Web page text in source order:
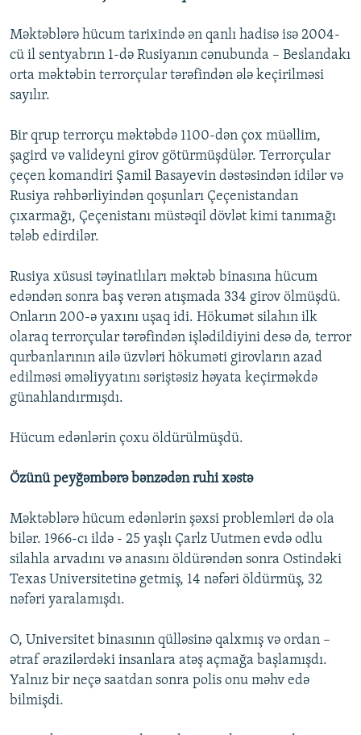
Məktəblərə hücum tarixində ən qanlı hadisə isə 2004-
cü il sentyabrın 1-də Rusiyanın cənubunda – Beslandakı
orta məktəbin terrorçular tərəfindən ələ keçirilməsi
sayılır.
Bir qrup terrorçu məktəbdə 1100-dən çox müəllim,
şagird və valideyni girov götürmüşdülər. Terrorçular
çeçen komandiri Şamil Basayevin dəstəsindən idilər və
Rusiya rəhbərliyindən qoşunları Çeçenistandan
çıxarmağı, Çeçenistanı müstəqil dövlət kimi tanımağı
tələb edirdilər.
Rusiya xüsusi təyinatlıları məktəb binasına hücum
edəndən sonra baş verən atışmada 334 girov ölmüşdü.
Onların 200-ə yaxını uşaq idi. Hökumət silahın ilk
olaraq terrorçular tərəfindən işlədildiyini desə də, terror
qurbanlarının ailə üzvləri hökuməti girovların azad
edilməsi əməliyyatını səriştəsiz həyata keçirməkdə
günahlandırmışdı.
Hücum edənlərin çoxu öldürülmüşdü.
Özünü peyğəmbərə bənzədən ruhi xəstə
Məktəblərə hücum edənlərin şəxsi problemləri də ola
bilər. 1966-cı ildə - 25 yaşlı Çarlz Uutmen evdə odlu
silahla arvadını və anasını öldürəndən sonra Ostindəki
Texas Universitetinə getmiş, 14 nəfəri öldürmüş, 32
nəfəri yaralamışdı.
O, Universitet binasının qülləsinə qalxmış və ordan –
ətraf ərazilərdəki insanlara atəş açmağa başlamışdı.
Yalnız bir neçə saatdan sonra polis onu məhv edə
bilmişdi.